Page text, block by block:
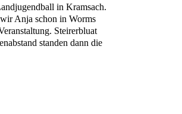
in Kramsach.
Anja schon in Worms
Steirerbluat
standen dann die